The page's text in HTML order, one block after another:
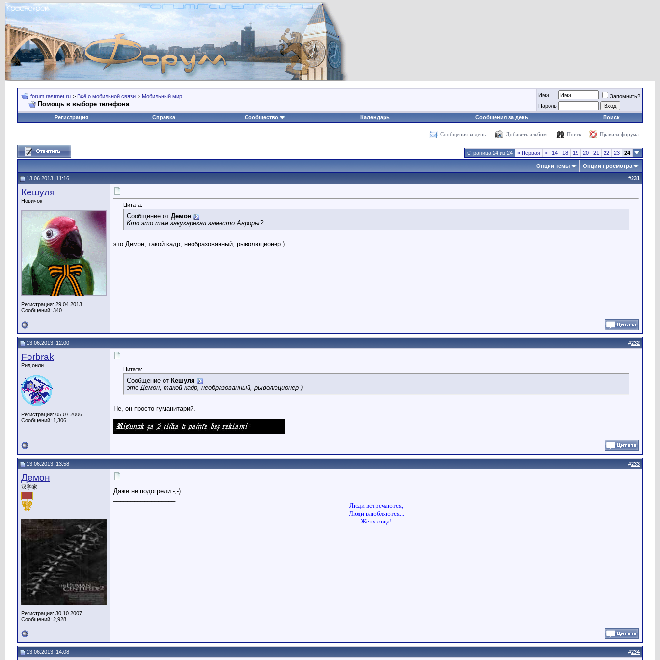
forum.rastrnet.ru > Всё о мобильной связи > Мобильный мир
Помощь в выборе телефона
Имя
Запомнить?
Пароль
Регистрация
Справка Сообщество Календарь Сообщения за день Поиск
Сообщения за день Добавить альбом Поиск Правила форума
Страница 24 из 24 « Первая < 14 18 19 20 21 22 23 24
Опции темы Опции просмотра
13.06.2013, 11:16 #231
Кешуля
Новичок
Регистрация: 29.04.2013
Сообщений: 340
Цитата:
Сообщение от Демон
Кто это там закукарекал заместо Авроры?
это Демон, такой кадр, необразованный, рыволюционер )
13.06.2013, 12:00 #232
Forbrak
Рид онли
Регистрация: 05.07.2006
Сообщений: 1,306
Цитата:
Сообщение от Кешуля
это Демон, такой кадр, необразованный, рыволюционер )
Не, он просто гуманитарий.
13.06.2013, 13:58 #233
Демон
汉学家
Регистрация: 30.10.2007
Сообщений: 2,928
Даже не подогрели -;-)
Люди встречаются,
Люди влюбляются...
Женя овца!
13.06.2013, 14:08 #234